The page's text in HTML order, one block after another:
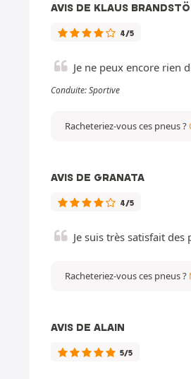
AVIS DE KLAUS
4/5
Je ne peux encore rien
Conduite: Sportive
Racheteriez-vous ces pneus ?
AVIS DE GRANATA
4/5
Je suis très satisfait
Racheteriez-vous ces pneus ?
AVIS DE ALAIN
5/5